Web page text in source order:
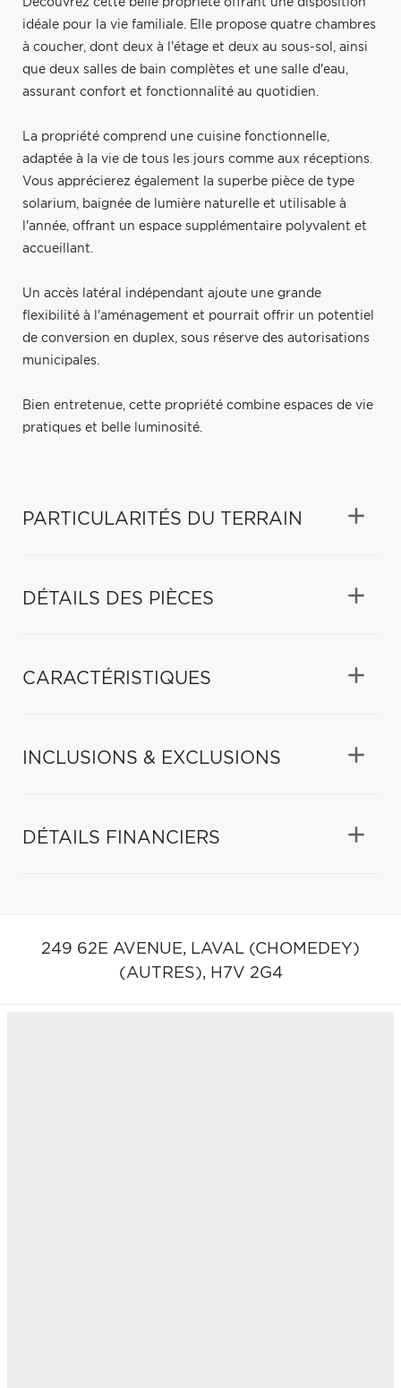
Découvrez cette belle propriété offrant une disposition
idéale pour la vie familiale. Elle propose quatre chambres
à coucher, dont deux à l'étage et deux au sous-sol, ainsi
que deux salles de bain complètes et une salle d'eau,
assurant confort et fonctionnalité au quotidien.
La propriété comprend une cuisine fonctionnelle,
adaptée à la vie de tous les jours comme aux réceptions.
Vous apprécierez également la superbe pièce de type
solarium, baignée de lumière naturelle et utilisable à
l'année, offrant un espace supplémentaire polyvalent et
accueillant.
Un accès latéral indépendant ajoute une grande
flexibilité à l'aménagement et pourrait offrir un potentiel
de conversion en duplex, sous réserve des autorisations
municipales.
Bien entretenue, cette propriété combine espaces de vie
pratiques et belle luminosité.
PARTICULARITÉS DU TERRAIN
DÉTAILS DES PIÈCES
CARACTÉRISTIQUES
INCLUSIONS & EXCLUSIONS
DÉTAILS FINANCIERS
249 62E AVENUE, LAVAL (CHOMEDEY)
(AUTRES), H7V 2G4